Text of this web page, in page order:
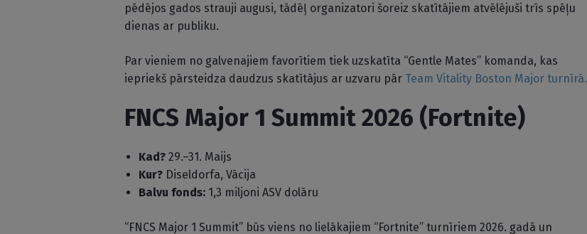
pēdējos gados strauji augusi, tādēļ organizatori šoreiz skatītājiem atvēlējuši trīs spēļu
dienas ar publiku.
Par vieniem no galvenajiem favorītiem tiek uzskatīta “Gentle Mates” komanda, kas
iepriekš pārsteidza daudzus skatītājus ar uzvaru pār Team Vitality Boston Major turnīrā.
FNCS Major 1 Summit 2026 (Fortnite)
Kad? 29.–31. Maijs
Kur? Diseldorfa, Vācija
Balvu fonds: 1,3 miljoni ASV dolāru
“FNCS Major 1 Summit” būs viens no lielākajiem “Fortnite” turnīriem 2026. gadā un